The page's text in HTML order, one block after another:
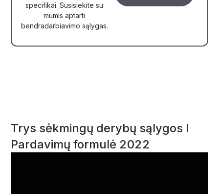
specifikai. Susisiekite su
mumis aptarti
bendradarbiavimo sąlygas.
Trys sėkmingų derybų sąlygos I
Pardavimų formulė 2022